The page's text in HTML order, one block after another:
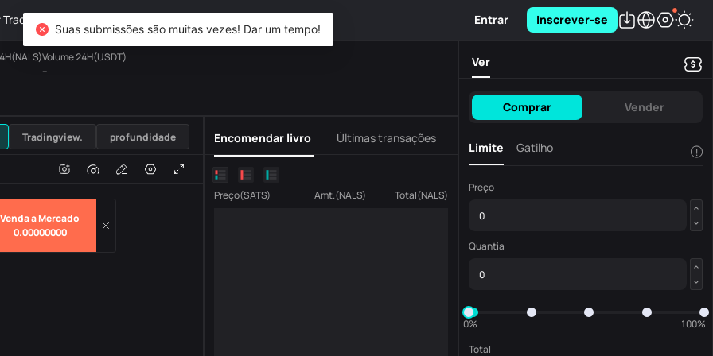
TradFi Entrar Inscrever-se
Venda a Mercado
0.00000000
Volume 24H(USDT)
--
USDT
Volume
Tradingview. profundidade Encomendar livro Últimas transações
Preço(SATS) Amt.(NALS) Total(NALS)
Ver
Comprar Vender
Limite Gatilho !
Preço
Quantia
0%
100%
Total
Suas submissões são muitas vezes! Dar um tempo!